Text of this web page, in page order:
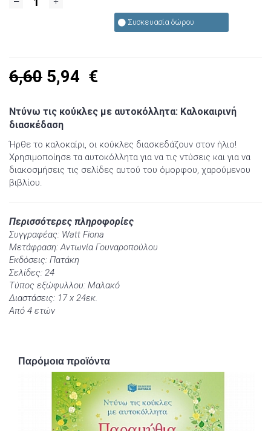
Συσκευασία δώρου
6,60 5,94 €
Ντύνω τις κούκλες με αυτοκόλλητα: Καλοκαιρινή
διασκέδαση
Ήρθε το καλοκαίρι, οι κούκλες διασκεδάζουν στον ήλιο!
Χρησιμοποίησε τα αυτοκόλλητα για να τις ντύσεις και για να
διακοσμήσεις τις σελίδες αυτού του όμορφου, χαρούμενου
βιβλίου.
Περισσότερες πληροφορίες
Συγγραφέας: Watt Fiona
Μετάφραση: Αντωνία Γουναροπούλου
Εκδόσεις: Πατάκη
Σελίδες: 24
Τύπος εξώφυλλου: Μαλακό
Διαστάσεις: 17 x 24εκ.
Από 4 ετών
Παρόμοια προϊόντα